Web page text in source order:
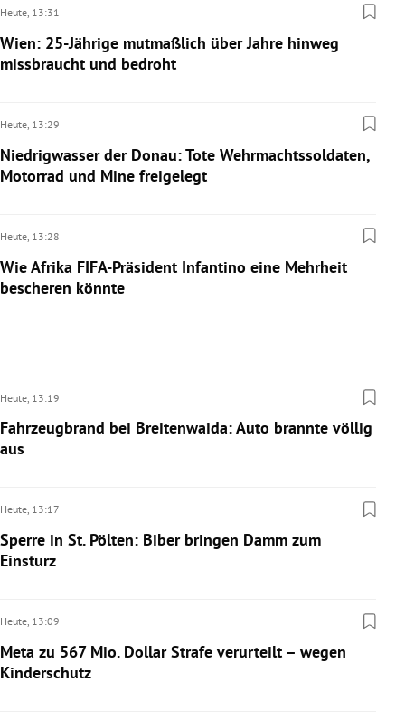
Heute, 13:31
Wien: 25-Jährige mutmaßlich über Jahre hinweg
missbraucht und bedroht
Heute, 13:29
Niedrigwasser der Donau: Tote Wehrmachtssoldaten,
Motorrad und Mine freigelegt
Heute, 13:28
Wie Afrika FIFA-Präsident Infantino eine Mehrheit
bescheren könnte
Heute, 13:19
Fahrzeugbrand bei Breitenwaida: Auto brannte völlig
aus
Heute, 13:17
Sperre in St. Pölten: Biber bringen Damm zum
Einsturz
Heute, 13:09
Meta zu 567 Mio. Dollar Strafe verurteilt – wegen
Kinderschutz